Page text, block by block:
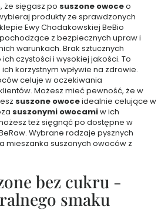
że sięgasz po suszone owoceo
produkty ze sprawdzonych
Ewy Chodakowskiej BeBio
z bezpiecznych upraw i
warunkach. Brak sztucznych
czystości i wysokiej jakości. To
korzystnym wpływie na zdrowie.
celuje w oczekiwania
Możesz mieć pewność, że w
suszone owoceidealnie celujące w
suszonymi owocamiw ich
też sięgnąć po dostępne w
. Wybrane rodzaje pysznych
mieszanka suszonych owoców z
bez cukru -
smaku